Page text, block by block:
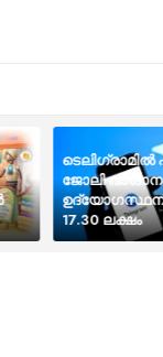
ടെ​ലി​ഗ്രാ​മി​ൽ
ജോലി
ഉദ്യോഗസ്ഥന്
17.30 ലക്ഷം